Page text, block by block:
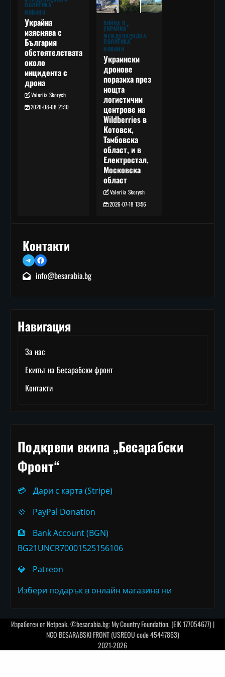
ПОЛИТИКА
НОВИНИ
Украйна
изяснява с
България
обстоятелствата
около
инцидента с
дрона
Valeriia Skorych
2026-08-08 21:10
ВОЙНА В
УКРАЙНА
МЕЖДУНАРОДНА
ПОЛИТИКА
НОВИНИ
Украински
дронове
поразиха през
нощта
логистични
центрове на
Wildberries в
Котовск,
Тамбовска
област, и в
Електростал,
Московска
област
Valeriia Skorych
2026-07-18 13:56
Контакти
TelegramFacebook
info@besarabia.bg
Навигация
За нас
Екипът на Бесарабски фронт
Контакти
Подкрепи екипа „Бесарабски
Фронт“
💳
Дари с карта (Stripe)
💠
PayPal Donation
🏦
Bank Account (BGN)
BG21UNCR70001525156106
💎
Patreon
Избери подарък в онлайн магазина ни
Изработен отNetpeak. ©besarabia.bg: My Country Foundation, (EIK 177054677) |
NGO BESARABSKI FRONT (USREOU code 45447863)
2021-2026